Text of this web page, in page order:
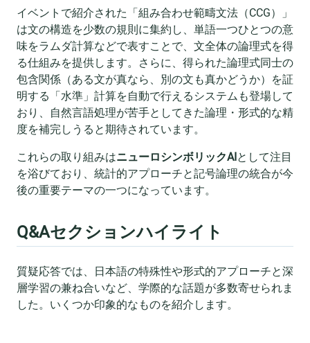
イベントで紹介された「組み合わせ範疇文法（CCG）」
は文の構造を少数の規則に集約し、単語一つひとつの意
味をラムダ計算などで表すことで、文全体の論理式を得
る仕組みを提供します。さらに、得られた論理式同士の
包含関係（ある文が真なら、別の文も真かどうか）を証
明する「水準」計算を自動で行えるシステムも登場して
おり、自然言語処理が苦手としてきた論理・形式的な精
度を補完しうると期待されています。
これらの取り組みはニューロシンボリックAIとして注目
を浴びており、統計的アプローチと記号論理の統合が今
後の重要テーマの一つになっています。
Q&Aセクションハイライト
質疑応答では、日本語の特殊性や形式的アプローチと深
層学習の兼ね合いなど、学際的な話題が多数寄せられま
した。いくつか印象的なものを紹介します。